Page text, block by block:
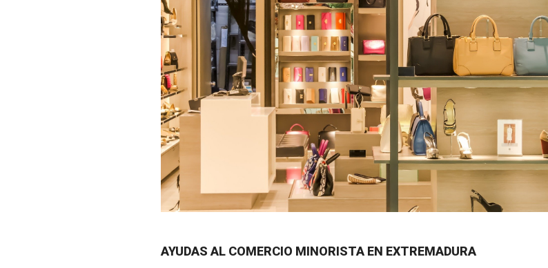
AYUDAS AL COMERCIO MINORISTA EN EXTREMADURA